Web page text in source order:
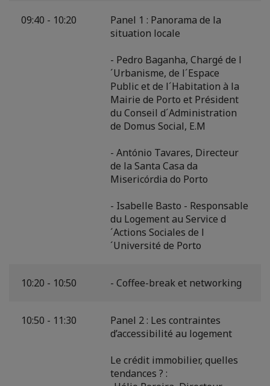
09:40 - 10:20
Panel 1 : Panorama de la
situation locale
- Pedro Baganha, Chargé de l
´Urbanisme, de l´Espace
Public et de l´Habitation à la
Mairie de Porto et Président
du Conseil d´Administration
de Domus Social, E.M
- António Tavares, Directeur
de la Santa Casa da
Misericórdia do Porto
- Isabelle Basto - Responsable
du Logement au Service d
´Actions Sociales de l
´Université de Porto
10:20 - 10:50 - Coffee-break et networking
10:50 - 11:30
Panel 2 : Les contraintes
d’accessibilité au logement
Le crédit immobilier, quelles
tendances ? :